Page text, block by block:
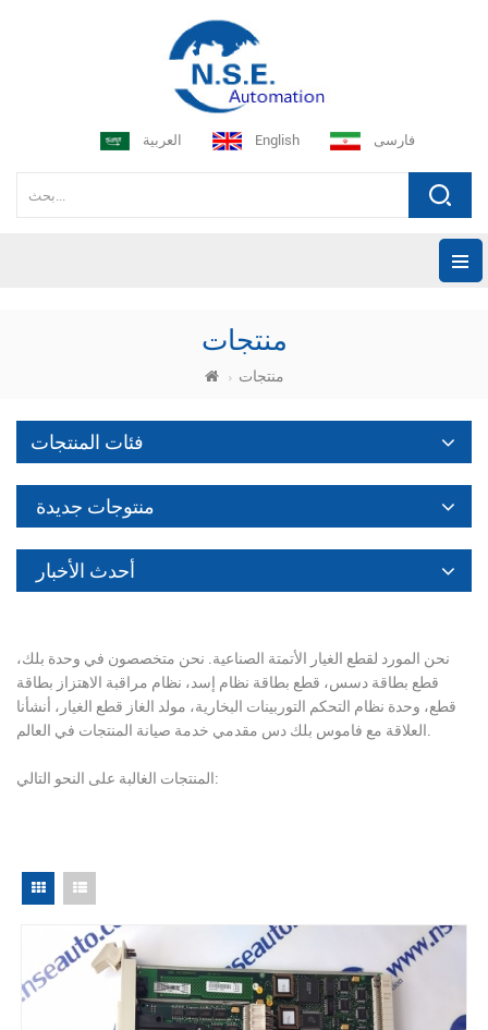
العربية English فارسی
منتجات
منتجات
فئات المنتجات
منتوجات جديدة
أحدث الأخبار
نحن المورد لقطع الغيار الأتمتة الصناعية. نحن متخصصون في وحدة بلك،
قطع بطاقة دسس، قطع بطاقة نظام إسد، نظام مراقبة الاهتزاز بطاقة
قطع، وحدة نظام التحكم التوربينات البخارية، مولد الغاز قطع الغيار، أنشأنا
المنتجات الغالبة على النحو التالي: